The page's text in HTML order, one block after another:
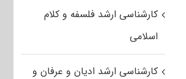
کارشناسی ارشد فلسفه و کلام
اسلامی
کارشناسی ارشد ادیان و عرفان و